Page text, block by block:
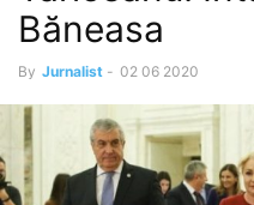
Băneasa
By Jurnalist - 02 06 2020